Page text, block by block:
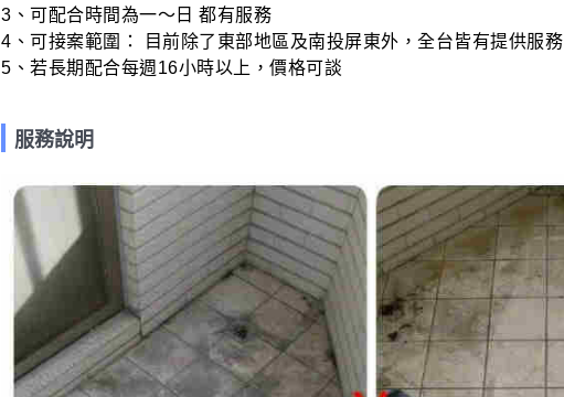
3、可配合時間為一～日 都有服務
4、可接案範圍： 目前除了東部地區及南投屏東外，全台皆有提供服務
5、若長期配合每週16小時以上，價格可談
服務說明